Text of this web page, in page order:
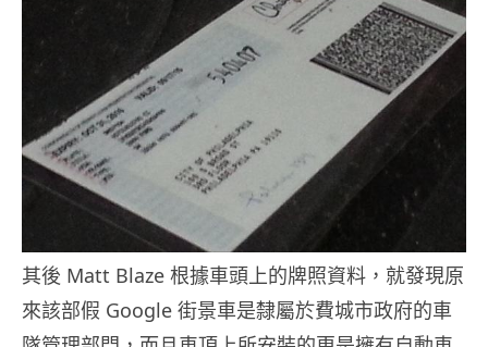
其後 Matt Blaze 根據車頭上的牌照資料，就發現原
來該部假 Google 街景車是隸屬於費城市政府的車